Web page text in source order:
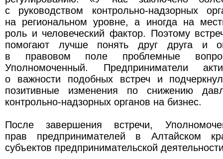
с руководством контрольно-надзорных
на региональном уровне, а иногда на
роль и человеческий фактор. Поэтому
помогают лучше понять друг друга и
в правовом поле проблемные
Уполномоченный. Предприниматели
о важности подобных встреч и
позитивные изменения по снижению
контрольно-надзорных органов на бизнес.
После завершения встречи,
прав предпринимателей в Алтайском
субъектов предпринимательской